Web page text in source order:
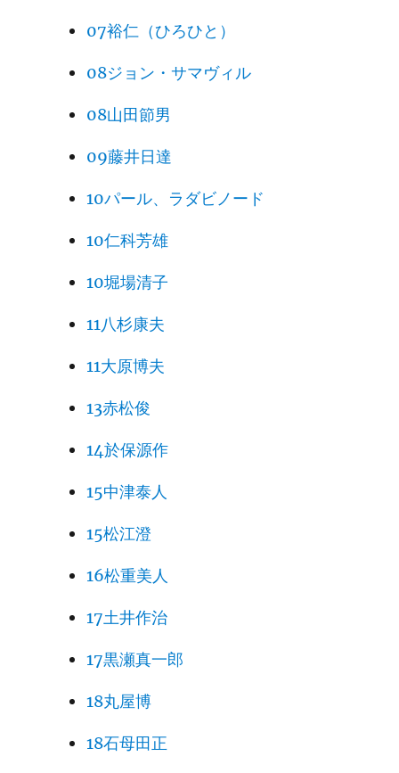
07裕仁（ひろひと）
08ジョン・サマヴィル
08山田節男
09藤井日達
10パール、ラダビノード
10仁科芳雄
10堀場清子
11八杉康夫
11大原博夫
13赤松俊
14於保源作
15中津泰人
15松江澄
16松重美人
17土井作治
17黒瀬真一郎
18丸屋博
18石母田正